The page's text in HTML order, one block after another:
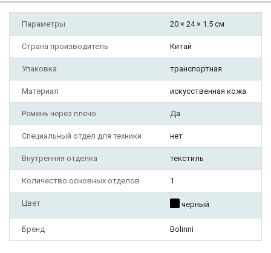
Параметры 20 × 24 × 1.5 см
Страна производитель Китай
Упаковка транспортная
Материал искусственная кожа
Ремень через плечо Да
Специальный отдел для техники нет
Внутренняя отделка текстиль
Количество основных отделов 1
Цвет черный
Бренд Bolinni